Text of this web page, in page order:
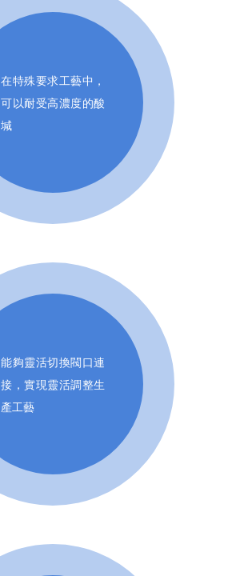
在特殊要求工藝中，
可以耐受高濃度的酸
堿
能夠靈活切換閥口連
接，實現靈活調整生
產工藝